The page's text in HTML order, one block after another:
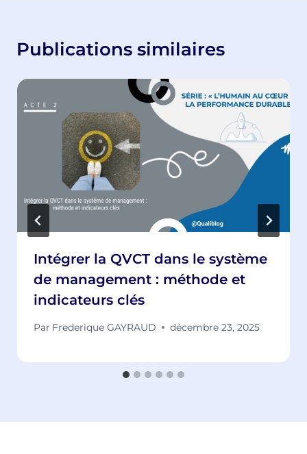
Publications similaires
Intégrer la QVCT dans le système
de management : méthode et
indicateurs clés
Par Frederique GAYRAUD décembre 23, 2025